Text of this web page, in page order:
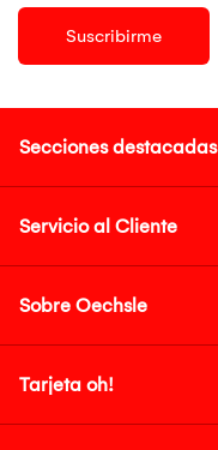
Suscribirme
Secciones destacadas
Servicio al Cliente
Sobre Oechsle
Tarjeta oh!